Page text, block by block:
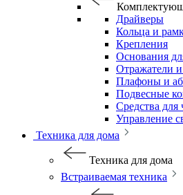
Драйверы
Кольца и
Крепления
Основания
Отражатели и
Плафоны и
Подвесные
Средства для
Управление
Техника для дома
Техника для дома
Встраиваемая техника